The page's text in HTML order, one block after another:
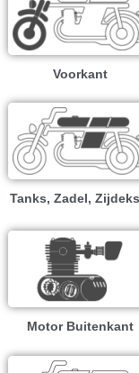
Voorkant
Tanks, Zadel,
Motor Buitenkant